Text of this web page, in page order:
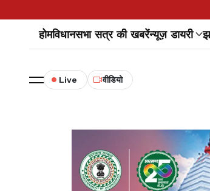
होमविधानसभा सत्र की खबरेंन्यूज़ डायरी
Live वीडियो